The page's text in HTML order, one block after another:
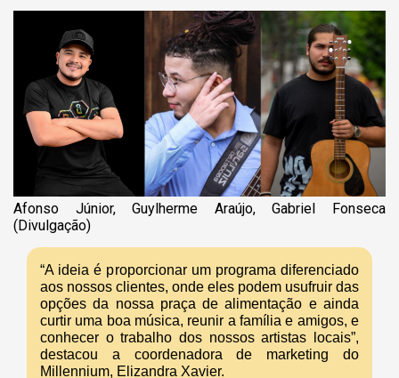
Afonso Júnior, Guylherme Araújo, Gabriel Fonseca
(Divulgação)
“A ideia é proporcionar um programa diferenciado
aos nossos clientes, onde eles podem usufruir das
opções da nossa praça de alimentação e ainda
curtir uma boa música, reunir a família e amigos, e
conhecer o trabalho dos nossos artistas locais”,
destacou a coordenadora de marketing do
Millennium, Elizandra Xavier.